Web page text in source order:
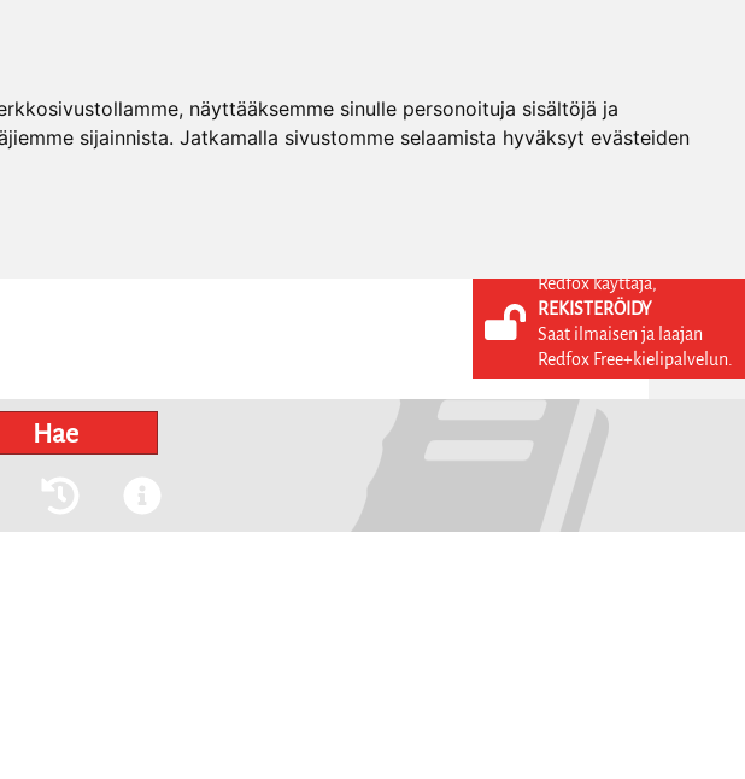
näyttääksemme sinulle personoituja sisältöjä ja
sijainnista. Jatkamalla sivustomme selaamista hyväksyt evästeiden
KIRJAUDU SISÄÄN
REKISTERÖIDY
Hae
Redfox käyttäjä,
REKISTERÖIDY
Saat ilmaisen ja laajan
Redfox Free+kielipalvelun.